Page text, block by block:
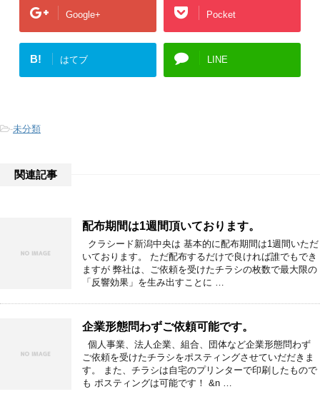
Google+ Pocket
B! はてブ LINE
-未分類
関連記事
配布期間は1週間頂いております。
クラシード新潟中央は 基本的に配布期間は1週間いただ
いております。 ただ配布するだけで良ければ誰でもでき
ますが 弊社は、ご依頼を受けたチラシの枚数で最大限の
「反響効果」を生み出すことに …
企業形態問わずご依頼可能です。
個人事業、法人企業、組合、団体など企業形態問わず
ご依頼を受けたチラシをポスティングさせていだだきま
す。 また、チラシは自宅のプリンターで印刷したもので
も ポスティングは可能です！ &n …